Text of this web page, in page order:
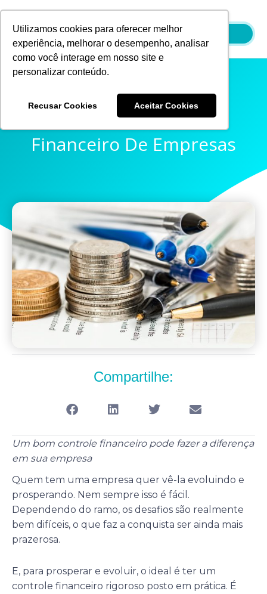
Utilizamos cookies para oferecer melhor
experiência, melhorar o desempenho, analisar
como você interage em nosso site e
personalizar conteúdo.
Recusar Cookies Aceitar Cookies
conteúdo
Dicas Para O Controle
Financeiro De Empresas
Compartilhe:
Um bom controle financeiro pode fazer a diferença
em sua empresa
Quem tem uma empresa quer vê-la evoluindo e
prosperando. Nem sempre isso é fácil.
Dependendo do ramo, os desafios são realmente
bem difíceis, o que faz a conquista ser ainda mais
prazerosa.
E, para prosperar e evoluir, o ideal é ter um
controle financeiro rigoroso posto em prática. É